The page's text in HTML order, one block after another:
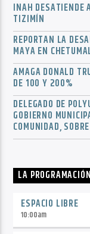
INAH DESATIENDE
TIZIMÍN
REPORTAN LA
MAYA EN
AMAGA DONALD
DE 100 Y 200%
DELEGADO DE
GOBIERNO
COMUNIDAD,
LA PROGRAMACIÓN
ESPACIO LIBRE
10:00am